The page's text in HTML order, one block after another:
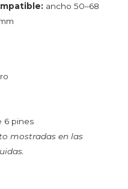
ancho 50–68
6 pines
mostradas en las